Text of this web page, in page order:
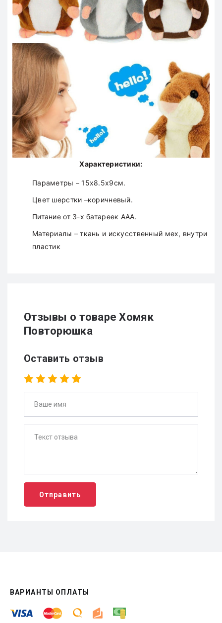
Характеристики:
Параметры – 15х8.5х9см.
Цвет шерстки –коричневый.
Питание от 3-х батареек ААА.
Материалы – ткань и искусственный мех, внутри
пластик
Отзывы о товаре Хомяк
Повторюшка
Оставить отзыв
Отправить
ВАРИАНТЫ ОПЛАТЫ